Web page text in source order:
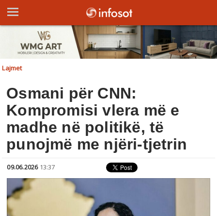
Lajmet
Osmani për CNN:
Kompromisi vlera më e
madhe në politikë, të
punojmë me njëri-tjetrin
09.06.2026 13:37